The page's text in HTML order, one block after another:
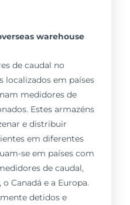
warehouse
de caudal no
localizados em países
medidores de
Estes armazéns
e distribuir
em diferentes
se em países com
de caudal,
Canadá e a Europa.
detidos e